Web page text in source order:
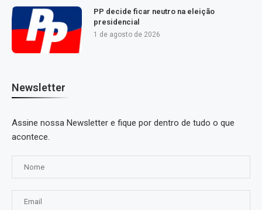
PP decide ficar neutro na eleição
presidencial
1 de agosto de 2026
Newsletter
Assine nossa Newsletter e fique por dentro de tudo o que
acontece.